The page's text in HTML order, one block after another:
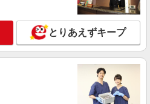
護の現場で心を燃やせ！！！デイ
円〜2125円 ＜日払い有/週払い有/交
ソリン代含む)＞
詳細を見る
とりあえずキープ